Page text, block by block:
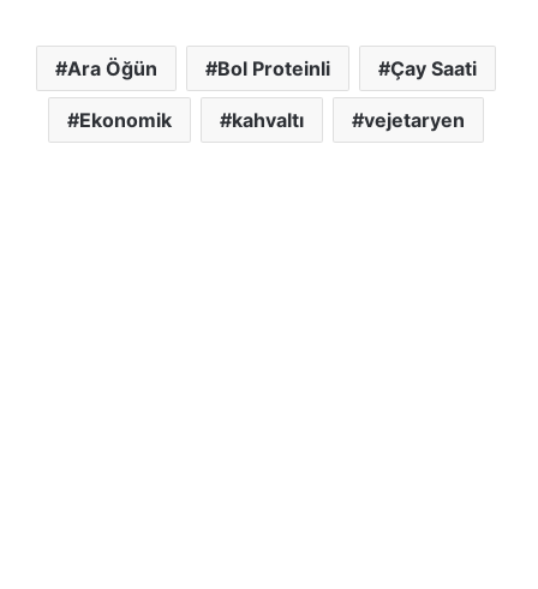
Ara Öğün Bol Proteinli Çay Saati
Ekonomik kahvaltı vejetaryen